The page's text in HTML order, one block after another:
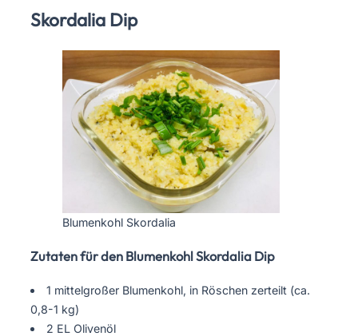
Skordalia Dip
Blumenkohl Skordalia
Zutaten für den Blumenkohl Skordalia Dip
1 mittelgroßer Blumenkohl, in Röschen zerteilt (ca.
0,8-1 kg)
2 EL Olivenöl